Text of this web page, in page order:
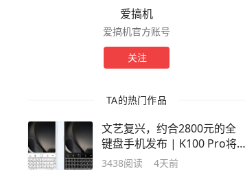
爱搞机
爱搞机官方账号
关注
TA的热门作品
文艺复兴，约合2800元的全
键盘手机发布 | K100 Pro将
首发M11基材
3438阅读 4天前